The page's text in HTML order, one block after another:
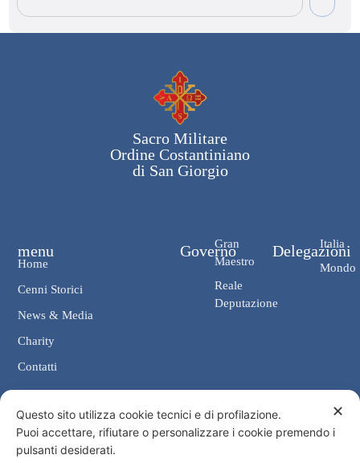
Sacro Militare
Ordine Costantiniano
di San Giorgio
Governo
Gran
Maestro
Reale
Deputazione
Delegazioni
Italia
Mondo
menu
Home
Cenni Storici
News & Media
Charity
Contatti
Contatti
Cancelleria: Via Giosuè Carducci, 4 00187 Roma
eMail: cancelleria@ordine-costantiniano.it
✕
Questo sito utilizza cookie tecnici e di profilazione.
Puoi accettare, rifiutare o personalizzare i cookie premendo i
pulsanti desiderati.